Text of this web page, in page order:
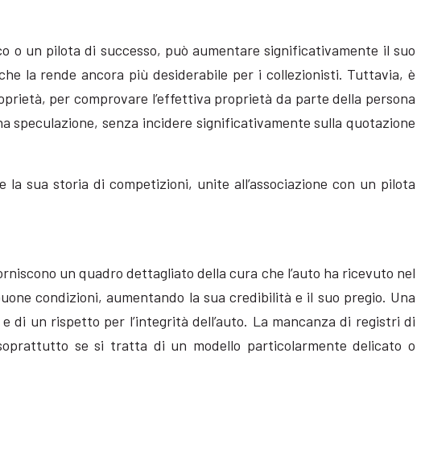
o un pilota di successo, può aumentare significativamente il suo
la rende ancora più desiderabile per i collezionisti. Tuttavia, è
per comprovare l’effettiva proprietà da parte della persona
speculazione, senza incidere significativamente sulla quotazione
sua storia di competizioni, unite all’associazione con un pilota
un quadro dettagliato della cura che l’auto ha ricevuto nel
condizioni, aumentando la sua credibilità e il suo pregio. Una
di un rispetto per l’integrità dell’auto. La mancanza di registri di
se si tratta di un modello particolarmente delicato o